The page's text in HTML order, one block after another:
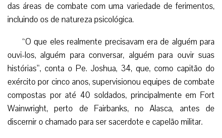
das áreas de combate com uma variedade de ferimentos,
incluindo os de natureza psicológica.
“O que eles realmente precisavam era de alguém para
ouvi-los, alguém para conversar, alguém para ouvir suas
histórias”, conta o Pe. Joshua, 34, que, como capitão do
exército por cinco anos, supervisionou equipes de combate
compostas por até 40 soldados, principalmente em Fort
Wainwright, perto de Fairbanks, no Alasca, antes de
discernir o chamado para ser sacerdote e capelão militar.